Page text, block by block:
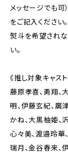
メッセージでも可）
をご記入ください。
熨斗を希望されな
い。
《推し対象キャスト
藤原孝喜、勇翔、
明、伊藤玄紀、廣
かね、大黒柚姫、
心々美、渡邉玲華
瑞月、金谷春来、